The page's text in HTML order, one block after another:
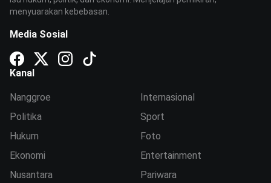
menyuarakan kebebasan.
Media Sosial
Kanal
Nanggroe
Politika
Hukum
Ekonomi
Nusantara
Internasional
Sport
Foto
Entertainment
Pariwara